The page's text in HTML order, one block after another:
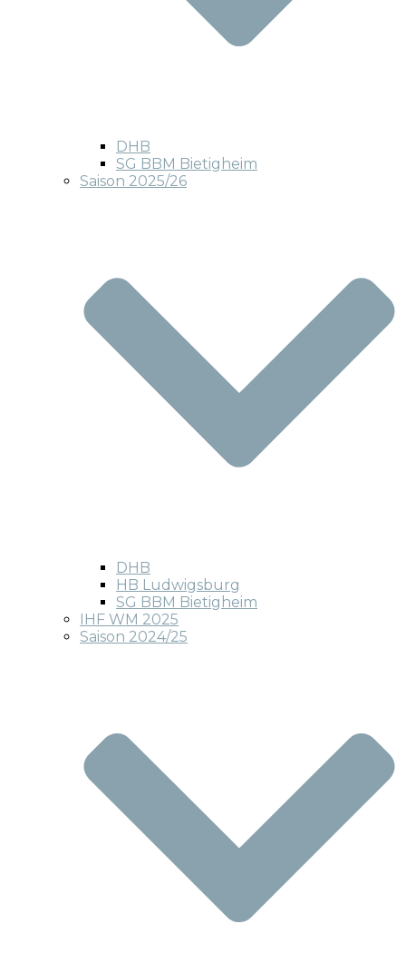
DHB
SG BBM Bietigheim
Saison 2025/26
DHB
HB Ludwigsburg
SG BBM Bietigheim
IHF WM 2025
Saison 2024/25